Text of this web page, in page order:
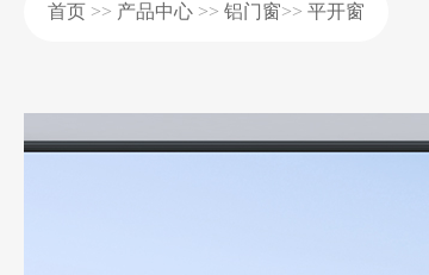
首页 >> 产品中心 >> 铝门窗>> 平开窗